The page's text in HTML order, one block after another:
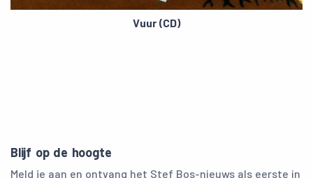
Vuur (CD)
Blijf op de hoogte
Meld je aan en ontvang het Stef Bos-nieuws als eerste in